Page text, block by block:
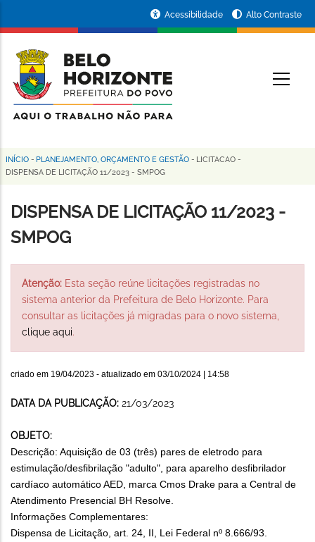
conteúdo
principal
da
Prefeitura
de
Horizonte
Acessibilidade Alto Contraste
Trilha
navegação
INÍCIO - PLANEJAMENTO, ORÇAMENTO E GESTÃO - LICITACAO -
DISPENSA DE LICITAÇÃO 11/2023 - SMPOG
DISPENSA DE LICITAÇÃO 11/2023 -
SMPOG
Atenção: Esta seção reúne licitações registradas no
sistema anterior da Prefeitura de Belo Horizonte. Para
consultar as licitações já migradas para o novo sistema,
clique aqui.
criado em 19/04/2023 - atualizado em 03/10/2024 | 14:58
DATA DA PUBLICAÇÃO: 21/03/2023
OBJETO:
Descrição: Aquisição de 03 (três) pares de eletrodo para
estimulação/desfibrilação "adulto", para aparelho desfibrilador
cardíaco automático AED, marca Cmos Drake para a Central de
Atendimento Presencial BH Resolve.
Informações Complementares:
Dispensa de Licitação, art. 24, II, Lei Federal nº 8.666/93.